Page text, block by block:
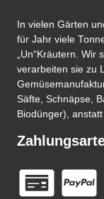
In vielen Gärten
für Jahr viele
„Un“Kräutern. Wir
verarbeiten sie zu
Säfte, Schnäpse,
Biodünger),